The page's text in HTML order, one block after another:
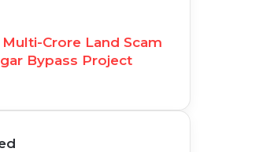
Crore Land Scam
Bypass Project